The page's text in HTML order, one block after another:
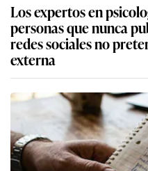
Los expertos en
personas que nunca
redes sociales no
externa